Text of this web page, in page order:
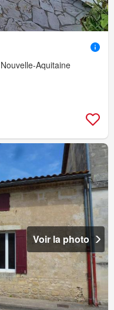
Aquitaine
Voir la photo